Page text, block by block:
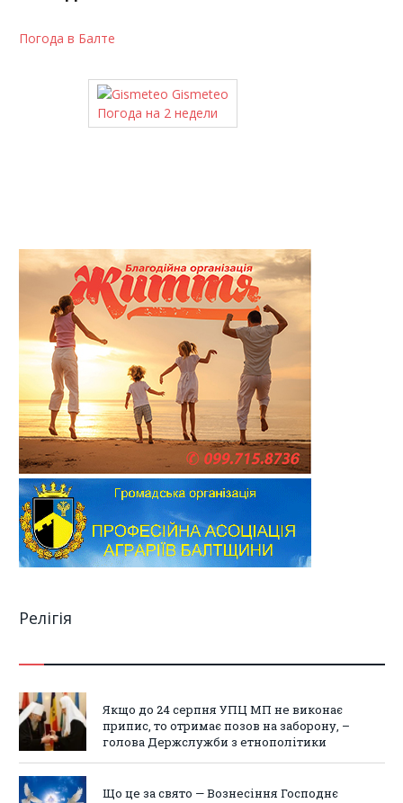
Погода в Балте
Gismeteo
Погода на 2 недели
Релігія
Якщо до 24 серпня УПЦ МП не виконає
припис, то отримає позов на заборону, –
голова Держслужби з етнополітики
Що це за свято — Вознесіння Господнє